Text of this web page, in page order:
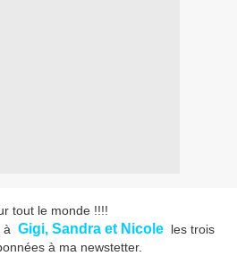
tout le monde !!!!
à Gigi, Sandra et Nicole les trois
à ma newstetter.